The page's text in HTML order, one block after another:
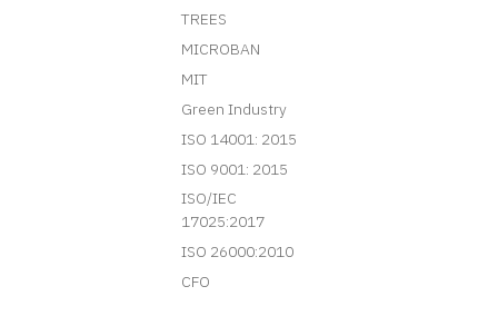
TREES
MICROBAN
MIT
Green Industry
ISO 14001: 2015
ISO 9001: 2015
ISO/IEC
17025:2017
ISO 26000:2010
CFO